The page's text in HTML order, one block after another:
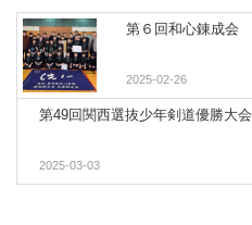
第６回和心錬成会
2025-02-26
第49回関西選抜少年剣道優勝大会
2025-03-03